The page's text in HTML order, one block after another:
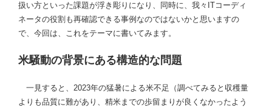
扱い方といった課題が浮き彫りになり、同時に、我々ITコーディ
ネータの役割も再確認できる事例なのではないかと思いますの
で、今回は、これをテーマに書いてみます。
米騒動の背景にある構造的な問題
一見すると、2023年の猛暑による米不足（調べてみると収穫量
よりも品質に難があり、精米までの歩留まりが良くなかったよう